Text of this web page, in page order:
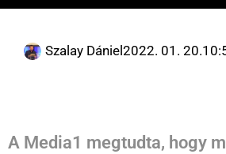
Szalay Dániel 2022. 01. 20.
A Media1 megtudta, hogy